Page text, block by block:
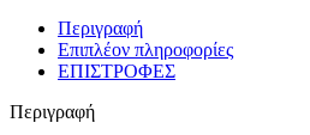
Περιγραφή
Επιπλέον πληροφορίες
ΕΠΙΣΤΡΟΦΕΣ
Περιγραφή